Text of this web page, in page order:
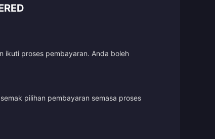
ikuti proses pembayaran. Anda boleh
pilihan pembayaran semasa proses